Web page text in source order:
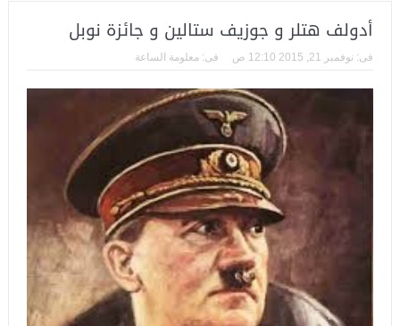
أﺩﻭﻟﻒ ﻫﺘﻠﺮ ﻭ ﺟﻮﺯﻳﻒ ﺳﺘﺎﻟﻴﻦ و جائزة ﻧﻮﺑﻞ
فى: نوفمبر 21, 2015 12:10 ص فى: معلومة الساعة